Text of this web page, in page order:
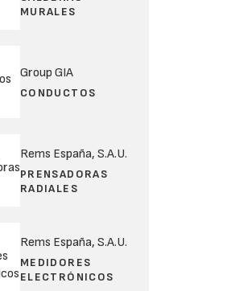
MURALES
Group GIA
CONDUCTOS
Rems España, S.A.U.
PRENSADORAS
RADIALES
Rems España, S.A.U.
MEDIDORES
ELECTRÓNICOS